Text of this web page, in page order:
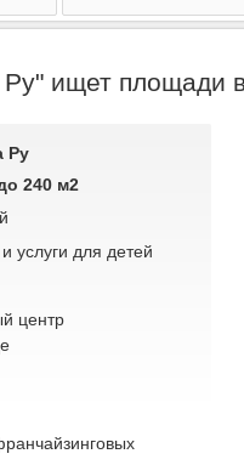
ищет площади
Ру
240 м2
услуги для детей
центр